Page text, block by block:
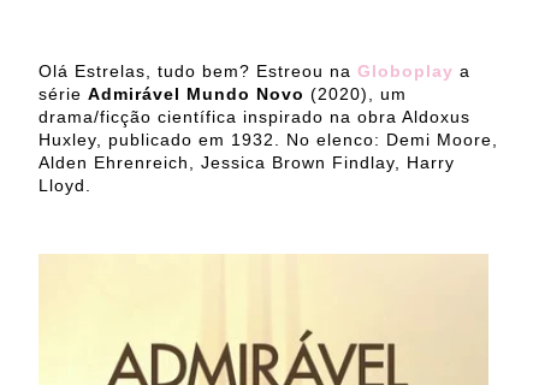
Olá Estrelas, tudo bem? Estreou na Globoplay a
série Admirável Mundo Novo (2020), um
drama/ficção científica inspirado na obra Aldoxus
Huxley, publicado em 1932. No elenco: Demi Moore,
Alden Ehrenreich, Jessica Brown Findlay, Harry
Lloyd.